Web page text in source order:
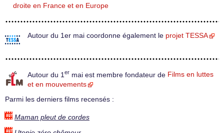
droite en France et en Europe
Autour du 1er mai coordonne également le projet TESSA
Autour du 1 er mai est membre fondateur de Films en luttes
et en mouvements
Parmi les derniers films recensés :
Maman pleut de cordes